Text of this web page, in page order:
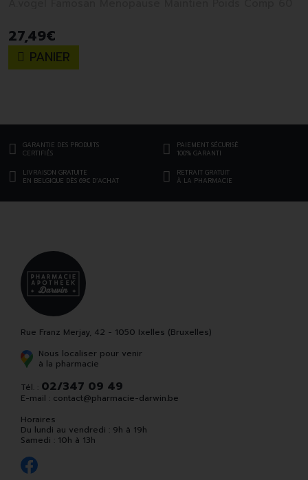
27,49€
PANIER
GARANTIE DES PRODUITS
CERTIFIÉS
PAIEMENT SÉCURISÉ
100% GARANTI
LIVRAISON GRATUITE
EN BELGIQUE DÈS 69€ D’ACHAT
RETRAIT GRATUIT
À LA PHARMACIE
Rue Franz Merjay, 42 - 1050 Ixelles (Bruxelles)
Nous localiser pour venir
à la pharmacie
Tél. : 02/347 09 49
E-mail : contact@pharmacie-darwin.be
Horaires
Du lundi au vendredi : 9h à 19h
Samedi : 10h à 13h